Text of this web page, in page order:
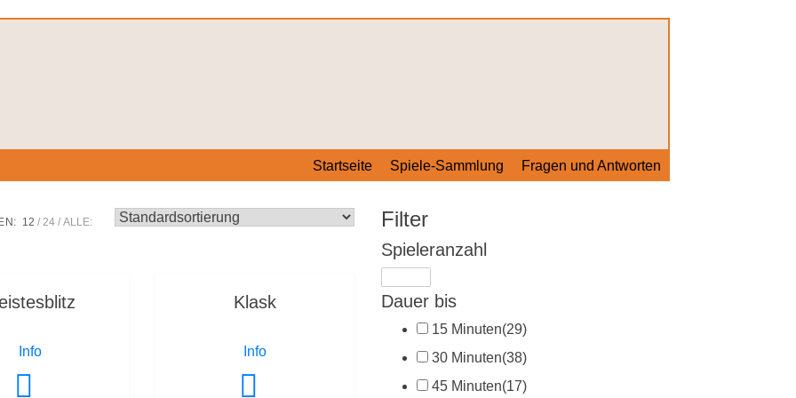
Startseite Spiele-Sammlung Fragen und Antworten
12 24 ALLE:
Info
Klask
Info
Filter
Spieleranzahl
Dauer bis
15 Minuten(29)
30 Minuten(38)
45 Minuten(17)